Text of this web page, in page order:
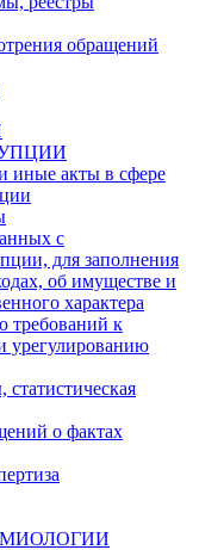
обращений
иные акты в сфере
с
для заполнения
об имуществе и
характера
требований к
урегулированию
о фактах